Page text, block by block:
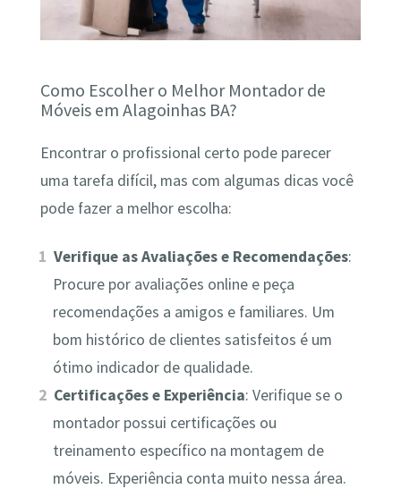
Como Escolher o Melhor Montador de
Móveis em Alagoinhas BA?
Encontrar o profissional certo pode parecer
uma tarefa difícil, mas com algumas dicas você
pode fazer a melhor escolha:
Verifique as Avaliações e Recomendações:
Procure por avaliações online e peça
recomendações a amigos e familiares. Um
bom histórico de clientes satisfeitos é um
ótimo indicador de qualidade.
Certificações e Experiência: Verifique se o
montador possui certificações ou
treinamento específico na montagem de
móveis. Experiência conta muito nessa área.